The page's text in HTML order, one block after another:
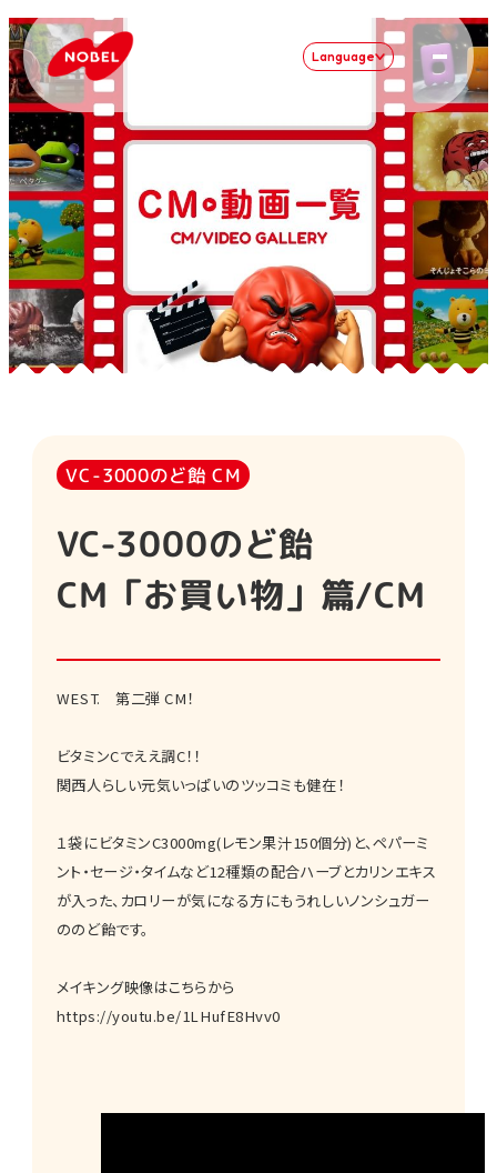
Language
VC-3000のど飴 CM
VC-3000のど飴
CM「お買い物」篇/CM
WEST. 第二弾 CM！
ビタミンCでええ調C！！
関西人らしい元気いっぱいのツッコミも健在！
１袋にビタミンC3000mg(レモン果汁150個分)と、ペパーミ
ント・セージ・タイムなど12種類の配合ハーブとカリンエキス
が入った、カロリーが気になる方にもうれしいノンシュガー
ののど飴です。
メイキング映像はこちらから
https://youtu.be/1LHufE8Hvv0